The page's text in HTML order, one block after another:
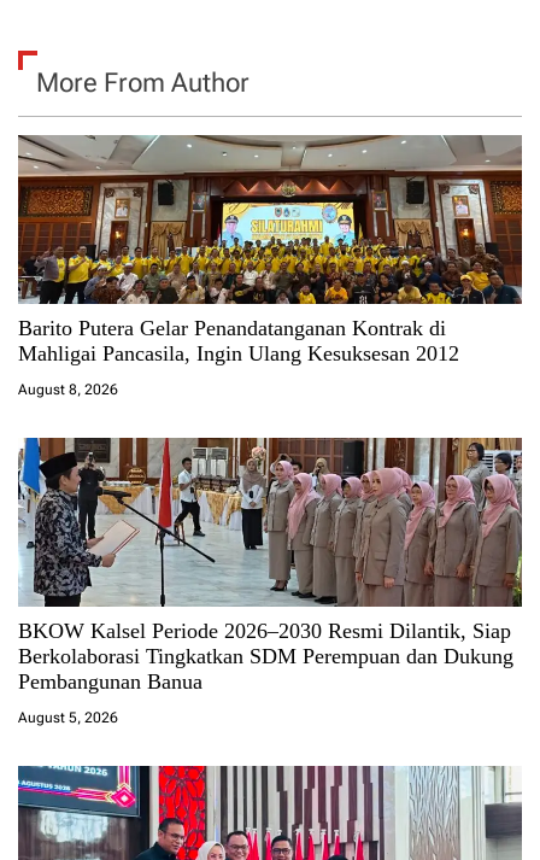
More From Author
Barito Putera Gelar Penandatanganan Kontrak di
Mahligai Pancasila, Ingin Ulang Kesuksesan 2012
August 8, 2026
BKOW Kalsel Periode 2026–2030 Resmi Dilantik, Siap
Berkolaborasi Tingkatkan SDM Perempuan dan Dukung
Pembangunan Banua
August 5, 2026